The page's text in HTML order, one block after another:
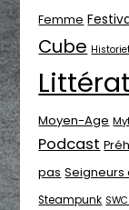
Femme
Cube
Moyen-Age
Podcast
pas Seigneurs
Steampunk